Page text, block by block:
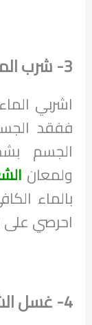
3- شرب الماء:
اشربي
ففقد
الجسم
ولمعان
بالماء
احرصي على شرب 3 لتر
4- غسل الشعر: